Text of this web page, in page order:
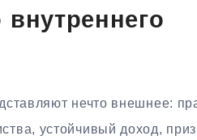
нечто внешнее:
устойчивый доход,